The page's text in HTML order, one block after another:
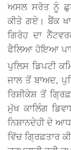
ਅਸਲ ਸਰੋਤ ਨੂੰ
ਕੀਤੇ ਗਏ। ਬੈਂਕ
ਗਿਰੋਹ ਦਾ
ਫੈਲਿਆ ਹੋਇਆ
ਪੁਲਿਸ ਡਿਪਟੀ
ਜਾਲ ਤੋਂ ਬਾਅਦ,
ਰਿਸ਼ੀਕੇਸ਼ ਤੋਂ
ਮੁੱਖ ਕਾਲਿੰਗ
ਨਿਸ਼ਾਨਦੇਹੀ ਦੇ
ਵਿੱਚ ਗ੍ਰਿਫ਼ਤਾਰ